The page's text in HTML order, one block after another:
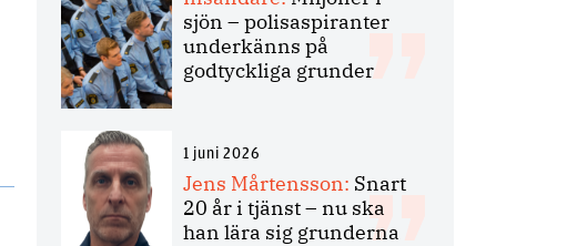
sjön – polisaspiranter
underkänns på
godtyckliga grunder
1 juni 2026
Jens Mårtensson: Snart
20 år i tjänst – nu ska
han lära sig grunderna